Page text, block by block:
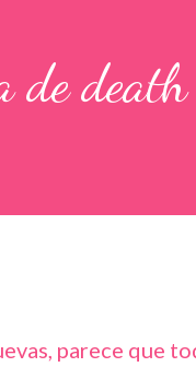
de
parece que